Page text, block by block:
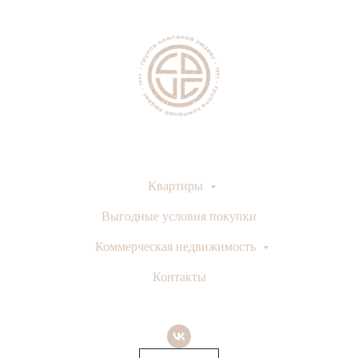
Квартиры
Выгодные условия покупки
Коммерческая недвижимость
Контакты